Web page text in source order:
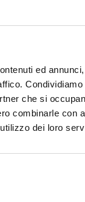
ed
che si
combinarle con
dei loro